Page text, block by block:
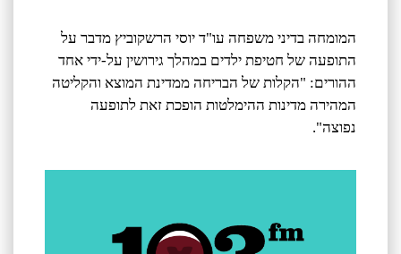
המומחה בדיני משפחה עו"ד יוסי הרשקוביץ מדבר על
התופעה של חטיפת ילדים במהלך גירושין על-ידי אחד
ההורים: "הקלות של הבריחה ממדינת המוצא והקליטה
המהירה מדינות ההימלטות הופכת זאת לתופעה
נפוצה".